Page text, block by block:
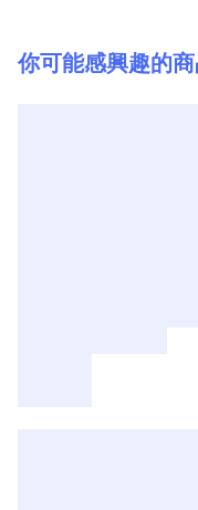
你可能感興趣的